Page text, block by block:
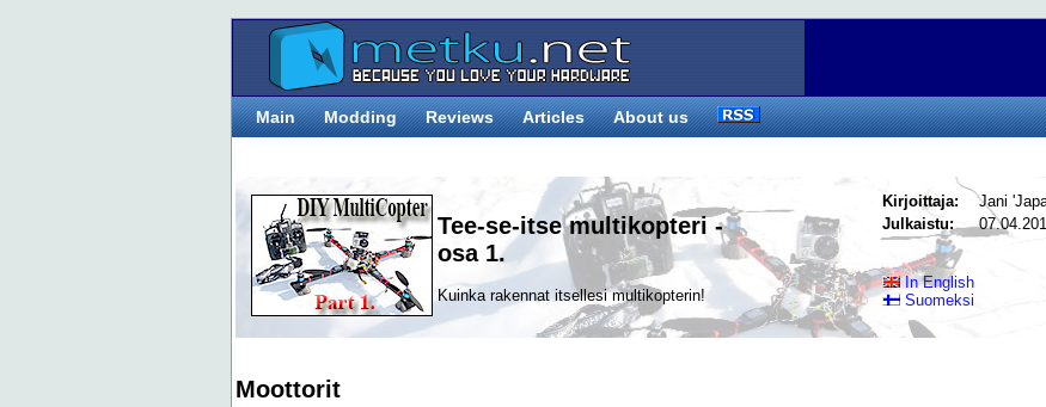
Main Modding Reviews Articles About us
Tee-se-itse multikopteri -
osa 1.
Kuinka rakennat itsellesi multikopterin!
Kirjoittaja:
Jani
Julkaistu:
In English
Suomeksi
Moottorit